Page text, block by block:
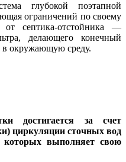
глубокой поэтапной
ограничений по своему
от септика-отстойника —
делающего конечный
в окружающую среду.
достигается за счет
циркуляции сточных вод
выполняет свою